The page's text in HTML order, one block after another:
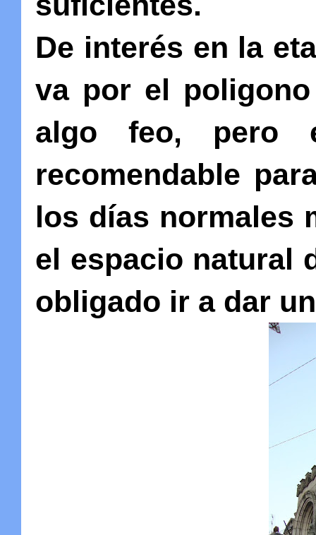
De interés en la
va por el
algo feo, pero
recomendable
los días normales
el espacio natural
obligado ir a dar